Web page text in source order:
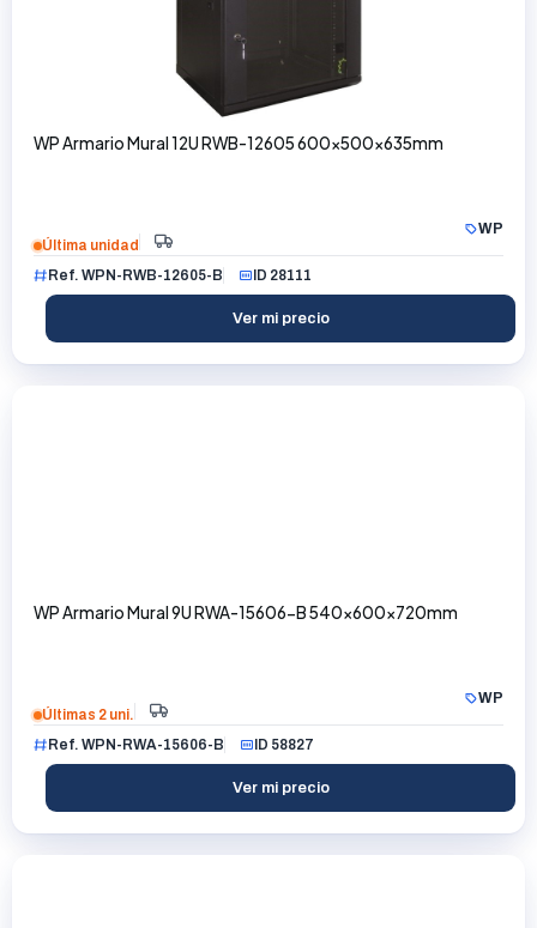
WP Armario Mural 12U RWB-12605 600x500x635mm
WP
Última unidad
Ref. WPN-RWB-12605-B
ID 28111
Ver mi precio
WP Armario Mural 9U RWA-15606-B 540x600x720mm
WP
Últimas 2 uni.
Ref. WPN-RWA-15606-B
ID 58827
Ver mi precio